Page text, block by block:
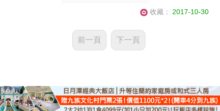
收藏： 2017-10-30
前一頁 下一頁